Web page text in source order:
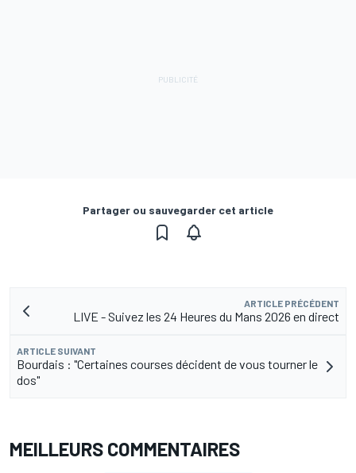
Partager ou sauvegarder cet article
ARTICLE PRÉCÉDENT
LIVE - Suivez les 24 Heures du Mans 2026 en direct
ARTICLE SUIVANT
Bourdais : "Certaines courses décident de vous tourner le
dos"
MEILLEURS COMMENTAIRES